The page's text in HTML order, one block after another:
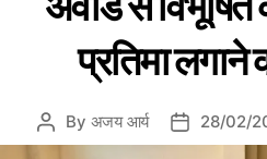
मा
चा
त्र
प्रतिमा
P
o
By अजय आर्य
P
o
28/02/